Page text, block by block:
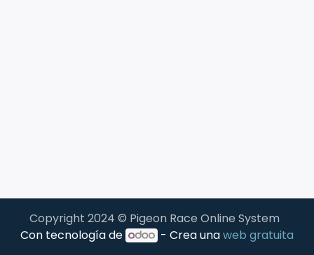
Copyright 2024 © Pigeon Race Online System
Con tecnología de
- Crea unaweb gratuita